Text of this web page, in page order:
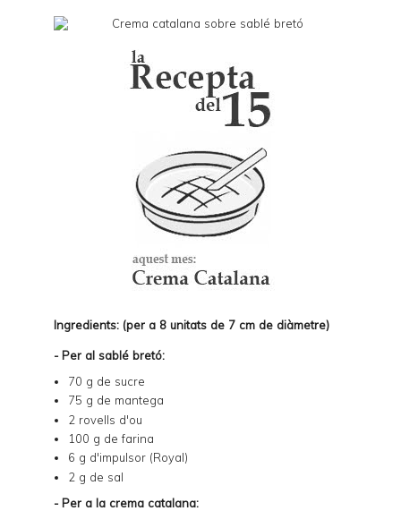
Ingredients: (per a 8 unitats de 7 cm de diàmetre)
- Per al sablé bretó:
70 g de sucre
75 g de mantega
2 rovells d'ou
100 g de farina
6 g d'impulsor (Royal)
2 g de sal
- Per a la crema catalana: